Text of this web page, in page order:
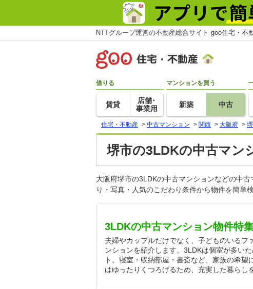
NTTグループ運営の不動産総合サイト goo住宅・不
借りる
賃貸
店舗･
事業用
マンションを買う
新築 中古
住宅・不動産 > 中古マンション > 関西 > 大阪府 >
堺市の3LDKの中古マン
大阪府堺市の3LDKの中古マンションなどの中
り・写真・人気のこだわり条件から物件を簡単
3LDKの中古マンション物件特
夫婦やカップルだけでなく、子どものいる
ンションを紹介します。3LDKは個室が多い
ト。寝室・収納部屋・書斎など、家族の希
はゆったりくつろげるため、充実した暮らし